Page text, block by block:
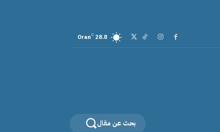
28.8
C
Oran
بحث عن مقال